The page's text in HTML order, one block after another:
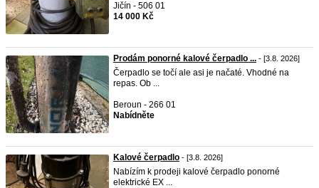
Jičín - 506 01
14 000 Kč
Prodám ponorné kalové čerpadlo ... - [3.8. 2026]
Čerpadlo se točí ale asi je načaté. Vhodné na
repas. Ob ...
Beroun - 266 01
Nabídněte
Kalové čerpadlo - [3.8. 2026]
Nabízím k prodeji kalové čerpadlo ponorné
elektrické EX ...